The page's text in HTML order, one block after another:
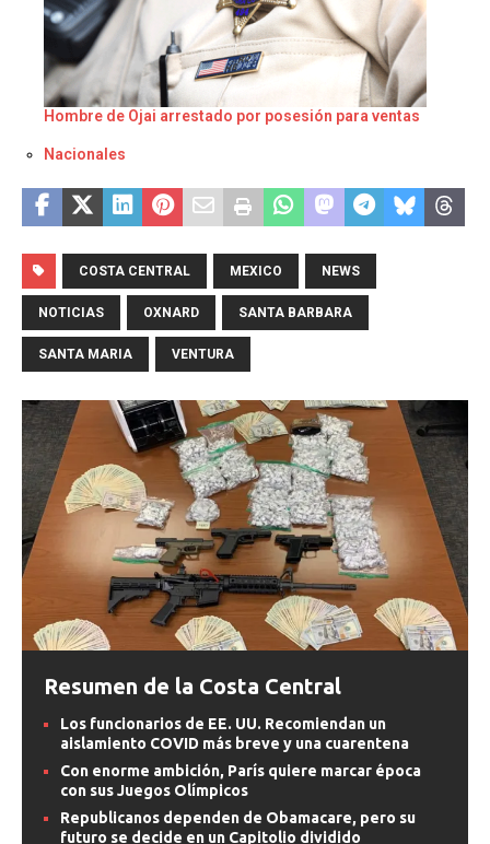
Hombre de Ojai arrestado por posesión para ventas
Respecto a
Nacionales
COSTA CENTRAL MEXICO NEWS
NOTICIAS OXNARD SANTA BARBARA
SANTA MARIA VENTURA
Resumen de la Costa Central
Los funcionarios de EE. UU. Recomiendan un
aislamiento COVID más breve y una cuarentena
Con enorme ambición, París quiere marcar época
con sus Juegos Olímpicos
Republicanos dependen de Obamacare, pero su
futuro se decide en un Capitolio dividido